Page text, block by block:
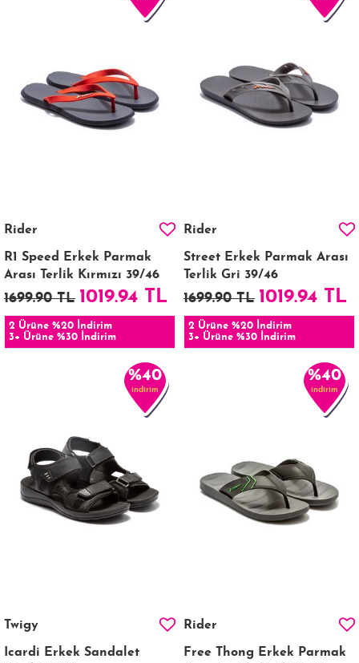
Rider
R1 Speed Erkek Parmak
Arası Terlik Kırmızı 39/46
1699.90 TL 1019.94 TL
2 Ürüne %20 İndirim
3+ Ürüne %30 İndirim
Rider
Street Erkek Parmak Arası
Terlik Gri 39/46
1699.90 TL 1019.94 TL
2 Ürüne %20 İndirim
3+ Ürüne %30 İndirim
%40
indirim
Twigy
Icardi Erkek Sandalet
%40
indirim
Rider
Free Thong Erkek Parmak